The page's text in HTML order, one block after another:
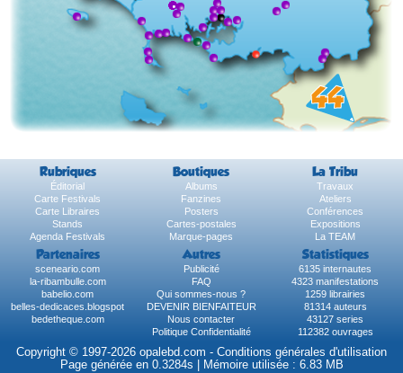
Rubriques Boutiques La Tribu
Éditorial Albums
Travaux
Carte Festivals
Fanzines
Ateliers
Carte Libraires
Posters
Conférences
Stands
Cartes-postales
Expositions
Agenda Festivals
Marque-pages La TEAM
Partenaires Autres Statistiques
sceneario.com Publicité
6135 internautes
la-ribambulle.com
FAQ
4323 manifestations
babelio.com
Qui sommes-nous ?
1259 librairies
belles-dedicaces.blogspot
DEVENIR BIENFAITEUR
81314 auteurs
bedetheque.com
Nous contacter
43127 series
Politique Confidentialité
112382 ouvrages
Copyright © 1997-2026 opalebd.com - Conditions générales d'utilisation
Page générée en 0.3284s | Mémoire utilisée : 6.83 MB